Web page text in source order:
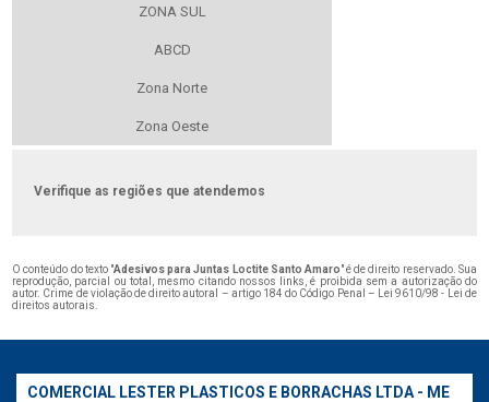
ZONA SUL
ABCD
Zona Norte
Zona Oeste
Verifique as regiões que atendemos
O conteúdo do texto "Adesivos para Juntas Loctite Santo Amaro" é de direito reservado. Sua
reprodução, parcial ou total, mesmo citando nossos links, é proibida sem a autorização do
autor. Crime de violação de direito autoral – artigo 184 do Código Penal –
Lei 9610/98 - Lei de
direitos autorais
COMERCIAL LESTER PLASTICOS E BORRACHAS LTDA - ME